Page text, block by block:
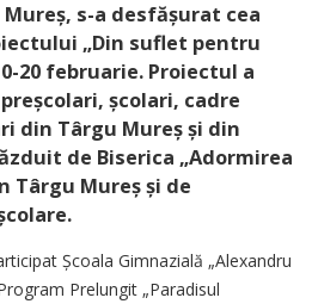
s-a desfășurat cea
„Din suflet pentru
20 februarie. Proiectul a
școlari, cadre
din Târgu Mureș și din
de Biserica „Adormirea
Târgu Mureș și de
Școala Gimnazială „Alexandru
Prelungit „Paradisul